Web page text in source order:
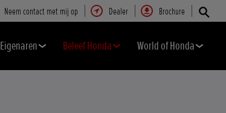
Neem contact met mij op Dealer Brochure
Eigenaren Beleef Honda World of Honda